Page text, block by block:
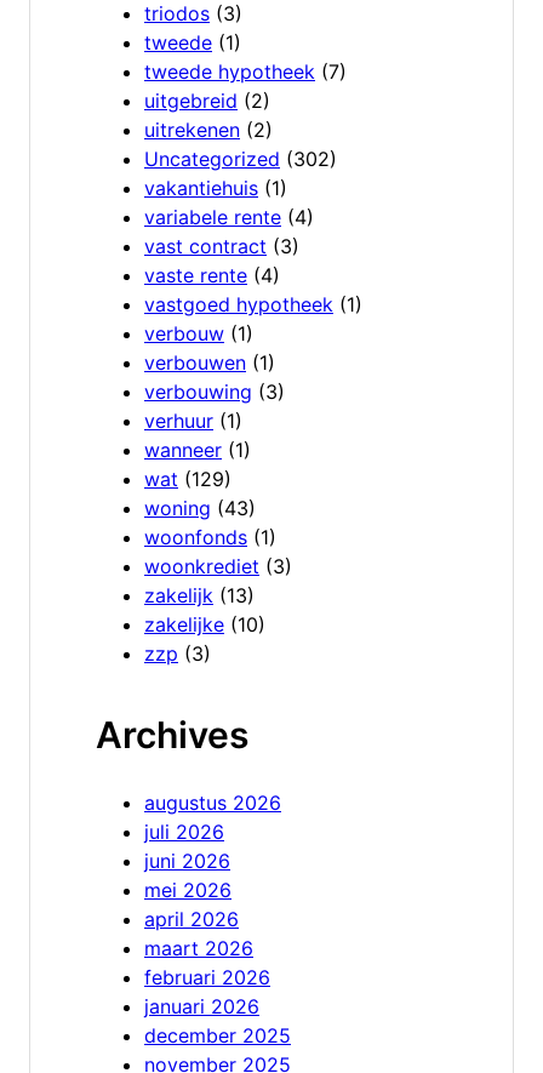
triodos (3)
tweede (1)
tweede hypotheek (7)
uitgebreid (2)
uitrekenen (2)
Uncategorized (302)
vakantiehuis (1)
variabele rente (4)
vast contract (3)
vaste rente (4)
vastgoed hypotheek (1)
verbouw (1)
verbouwen (1)
verbouwing (3)
verhuur (1)
wanneer (1)
wat (129)
woning (43)
woonfonds (1)
woonkrediet (3)
zakelijk (13)
zakelijke (10)
zzp (3)
Archives
augustus 2026
juli 2026
juni 2026
mei 2026
april 2026
maart 2026
februari 2026
januari 2026
december 2025
november 2025